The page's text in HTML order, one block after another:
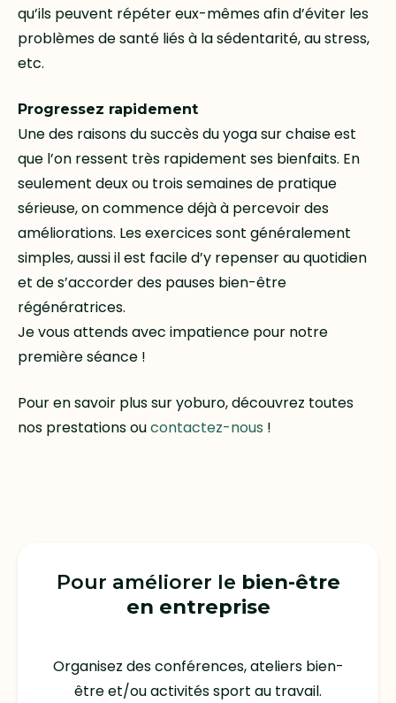
qu’ils peuvent répéter eux-mêmes afin d’éviter les
problèmes de santé liés à la sédentarité, au stress,
etc.
Progressez rapidement
Une des raisons du succès du yoga sur chaise est
que l’on ressent très rapidement ses bienfaits. En
seulement deux ou trois semaines de pratique
sérieuse, on commence déjà à percevoir des
améliorations. Les exercices sont généralement
simples, aussi il est facile d’y repenser au quotidien
et de s’accorder des pauses bien-être
régénératrices.
Je vous attends avec impatience pour notre
première séance !
Pour en savoir plus sur yoburo, découvrez toutes
nos prestationsoucontactez-nous !
Pour améliorer le bien-être
en entreprise
Organisez des conférences, ateliers bien-
être et/ou activités sport au travail.